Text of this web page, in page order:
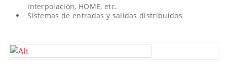
interpolación, HOME, etc.
Sistemas de entradas y salidas distribuidos